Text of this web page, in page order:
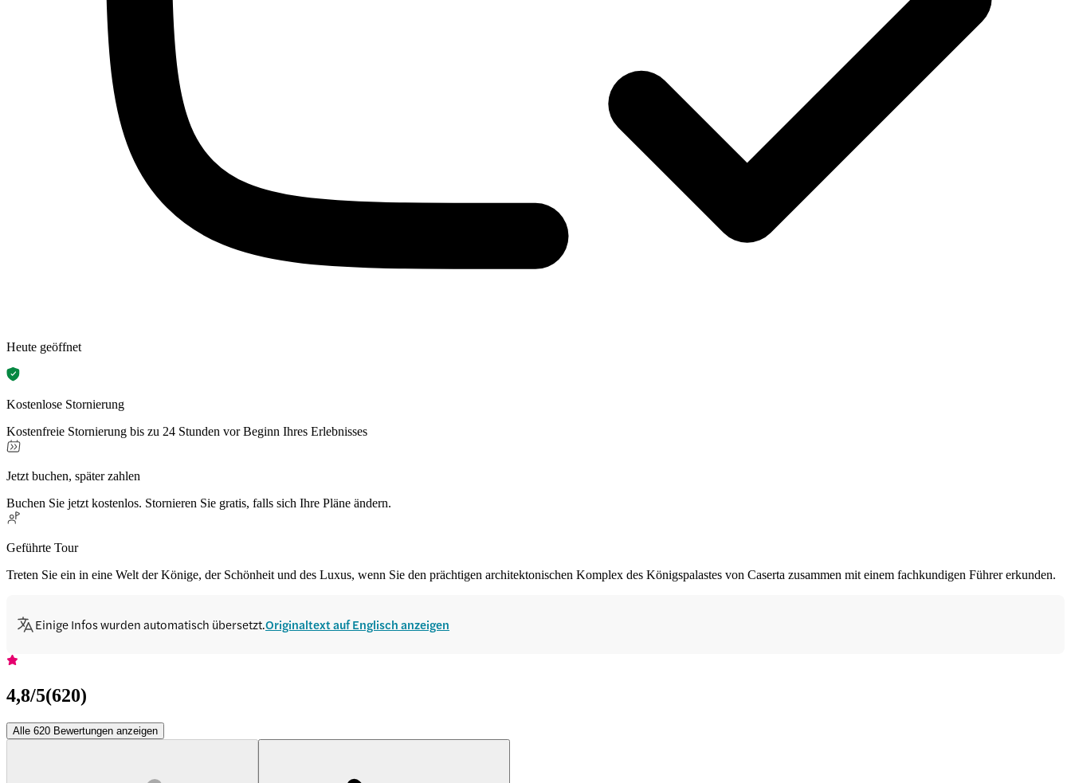
Heute geöffnet
Kostenlose Stornierung
Kostenfreie Stornierung bis zu 24 Stunden vor Beginn Ihres Erlebnisses
Jetzt buchen, später zahlen
Buchen Sie jetzt kostenlos. Stornieren Sie gratis, falls sich Ihre Pläne ändern.
Geführte Tour
Treten Sie ein in eine Welt der Könige, der Schönheit und des Luxus, wenn Sie den prächtigen architektonischen Komplex des Königspalastes von Caserta zusammen mit einem fachkundigen Führer erkunden.
Einige Infos wurden automatisch übersetzt.Originaltext auf Englisch anzeigen
4,8/5(620)
Alle 620 Bewertungen anzeigen